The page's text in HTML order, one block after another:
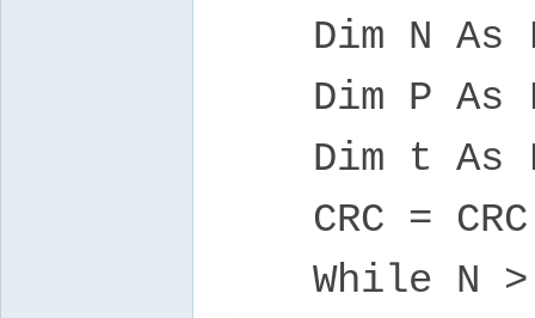
Dim N As
Dim P As
Dim t As
CRC = CRC
While N >